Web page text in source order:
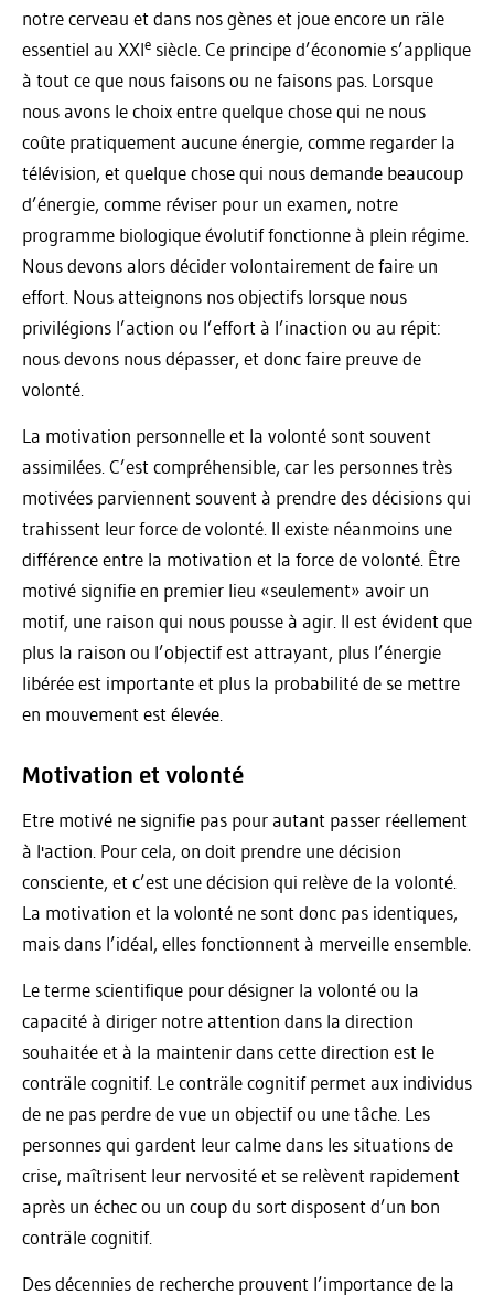
notre cerveau et dans nos gènes et joue encore un räle
essentiel au XXIe siècle. Ce principe d’économie s’applique
à tout ce que nous faisons ou ne faisons pas. Lorsque
nous avons le choix entre quelque chose qui ne nous
coûte pratiquement aucune énergie, comme regarder la
télévision, et quelque chose qui nous demande beaucoup
d’énergie, comme réviser pour un examen, notre
programme biologique évolutif fonctionne à plein régime.
Nous devons alors décider volontairement de faire un
effort. Nous atteignons nos objectifs lorsque nous
privilégions l’action ou l’effort à l’inaction ou au répit:
nous devons nous dépasser, et donc faire preuve de
volonté.
La motivation personnelle et la volonté sont souvent
assimilées. C’est compréhensible, car les personnes très
motivées parviennent souvent à prendre des décisions qui
trahissent leur force de volonté. Il existe néanmoins une
différence entre la motivation et la force de volonté. Être
motivé signifie en premier lieu «seulement» avoir un
motif, une raison qui nous pousse à agir. Il est évident que
plus la raison ou l’objectif est attrayant, plus l’énergie
libérée est importante et plus la probabilité de se mettre
en mouvement est élevée.
Motivation et volonté
Etre motivé ne signifie pas pour autant passer réellement
à l'action. Pour cela, on doit prendre une décision
consciente, et c’est une décision qui relève de la volonté.
La motivation et la volonté ne sont donc pas identiques,
mais dans l’idéal, elles fonctionnent à merveille ensemble.
Le terme scientifique pour désigner la volonté ou la
capacité à diriger notre attention dans la direction
souhaitée et à la maintenir dans cette direction est le
conträle cognitif. Le conträle cognitif permet aux individus
de ne pas perdre de vue un objectif ou une tâche. Les
personnes qui gardent leur calme dans les situations de
crise, maîtrisent leur nervosité et se relèvent rapidement
après un échec ou un coup du sort disposent d’un bon
conträle cognitif.
Des décennies de recherche prouvent l’importance de la